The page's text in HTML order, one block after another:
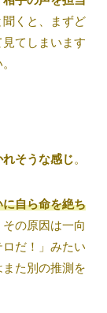
くと、まずど
てしまいます
そうな感じ。
自ら命を絶ち
の原因は一向
だ！」みたい
た別の推測を